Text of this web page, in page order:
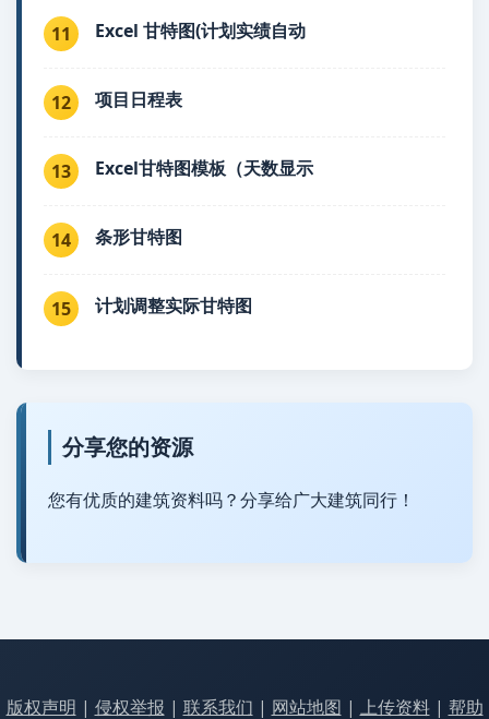
11 Excel 甘特图(计划实绩自动
12 项目日程表
13 Excel甘特图模板（天数显示
14 条形甘特图
15 计划调整实际甘特图
分享您的资源
您有优质的建筑资料吗？分享给广大建筑同行！
版权声明 | 侵权举报 | 联系我们 | 网站地图 | 上传资料| 帮助